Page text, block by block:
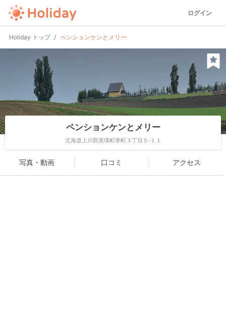
ログイン
Holiday トップ ペンションケンとメリー
ペンションケンとメリー
北海道上川郡美瑛町幸町３丁目５-１１
写真・動画 口コミ アクセス